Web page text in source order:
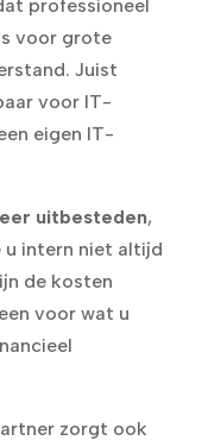
professioneel
voor grote
Juist
voor IT-
eigen IT-
uitbesteden,
intern niet altijd
de kosten
voor wat u
zorgt ook